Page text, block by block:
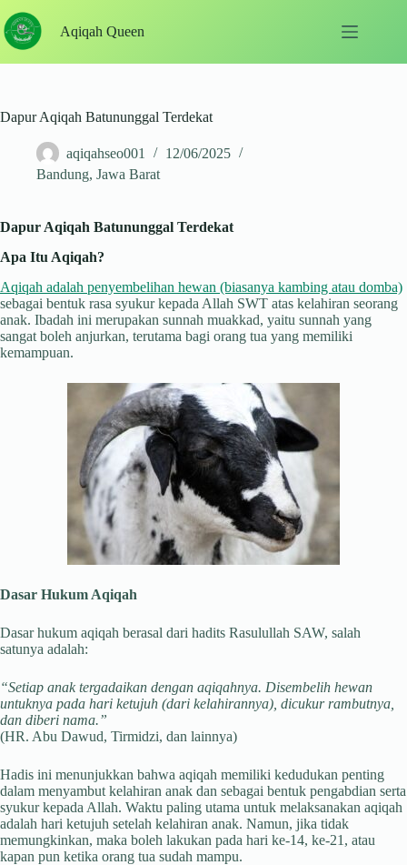
to
content
Aqiqah Queen
Dapur Aqiqah Batununggal Terdekat
aqiqahseo001
12/06/2025
Bandung, Jawa Barat
Dapur Aqiqah Batununggal Terdekat
Apa Itu Aqiqah?
Aqiqah adalah penyembelihan hewan (biasanya kambing atau domba)
sebagai bentuk rasa syukur kepada Allah SWT atas kelahiran seorang
anak. Ibadah ini merupakan sunnah muakkad, yaitu sunnah yang
sangat boleh anjurkan, terutama bagi orang tua yang memiliki
kemampuan.
Dasar Hukum Aqiqah
Dasar hukum aqiqah berasal dari hadits Rasulullah SAW, salah
satunya adalah:
“Setiap anak tergadaikan dengan aqiqahnya. Disembelih hewan
untuknya pada hari ketujuh (dari kelahirannya), dicukur rambutnya,
dan diberi nama.”
(HR. Abu Dawud, Tirmidzi, dan lainnya)
Hadis ini menunjukkan bahwa aqiqah memiliki kedudukan penting
dalam menyambut kelahiran anak dan sebagai bentuk pengabdian serta
syukur kepada Allah. Waktu paling utama untuk melaksanakan aqiqah
adalah hari ketujuh setelah kelahiran anak. Namun, jika tidak
memungkinkan, maka boleh lakukan pada hari ke-14, ke-21, atau
kapan pun ketika orang tua sudah mampu.